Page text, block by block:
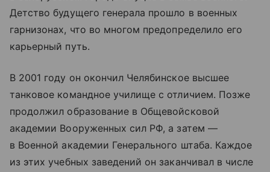
Детство будущего генерала прошло в военных
гарнизонах, что во многом предопределило его
карьерный путь.
В 2001 году он окончил Челябинское высшее
танковое командное училище с отличием. Позже
продолжил образование в Общевойсковой
академии Вооруженных сил РФ, а затем —
в Военной академии Генерального штаба. Каждое
из этих учебных заведений он заканчивал в числе